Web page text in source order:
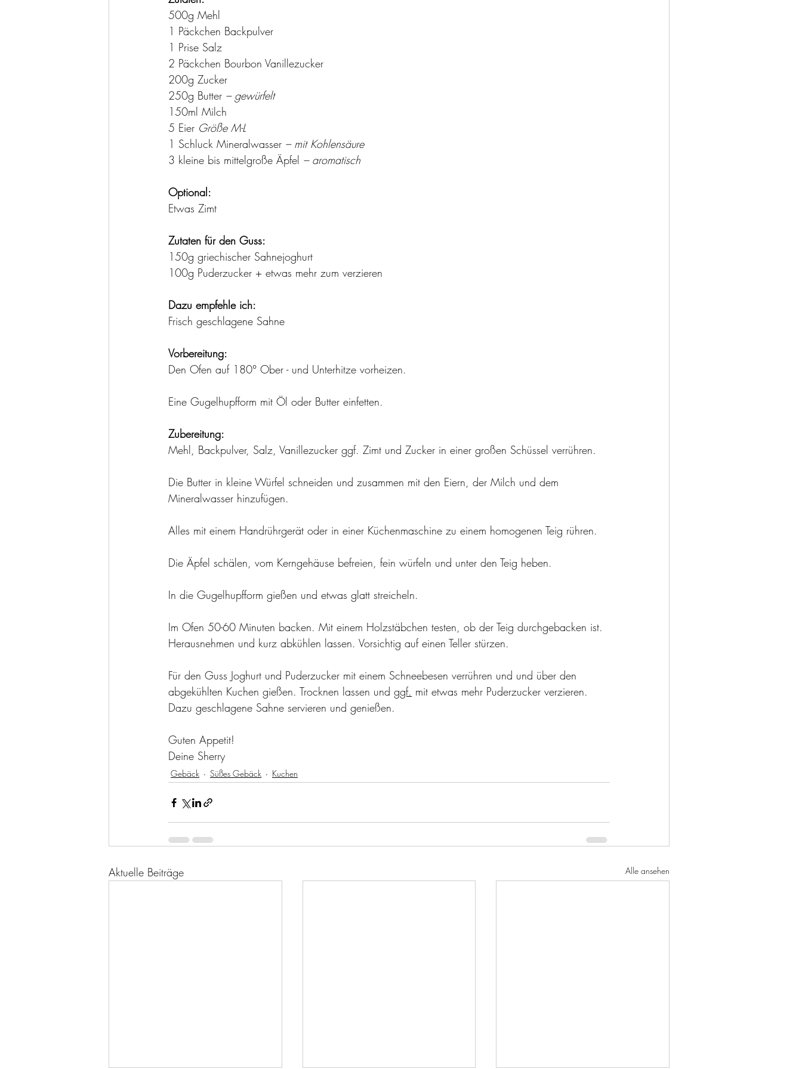
500g Mehl
1 Päckchen Backpulver
1 Prise Salz
2 Päckchen Bourbon Vanillezucker
200g Zucker
250g Butter – gewürfelt
150ml Milch
5 Eier Größe M-L
1 Schluck Mineralwasser – mit Kohlensäure
3 kleine bis mittelgroße Äpfel – aromatisch
Optional:
Etwas Zimt
Zutaten für den Guss:
150g griechischer Sahnejoghurt
100g Puderzucker + etwas mehr zum verzieren
Dazu empfehle ich:
Frisch geschlagene Sahne
Vorbereitung:
Den Ofen auf 180° Ober - und Unterhitze vorheizen.
Eine Gugelhupfform mit Öl oder Butter einfetten.
Zubereitung:
Mehl, Backpulver, Salz, Vanillezucker ggf. Zimt und Zucker in einer großen Schüssel verrühren.
Die Butter in kleine Würfel schneiden und zusammen mit den Eiern, der Milch und dem
Mineralwasser hinzufügen.
Alles mit einem Handrührgerät oder in einer Küchenmaschine zu einem homogenen Teig rühren.
Die Äpfel schälen, vom Kerngehäuse befreien, fein würfeln und unter den Teig heben.
In die Gugelhupfform gießen und etwas glatt streicheln.
Im Ofen 50-60 Minuten backen. Mit einem Holzstäbchen testen, ob der Teig durchgebacken ist.
Herausnehmen und kurz abkühlen lassen. Vorsichtig auf einen Teller stürzen.
Für den Guss Joghurt und Puderzucker mit einem Schneebesen verrühren und und über den
abgekühlten Kuchen gießen. Trocknen lassen und ggf. mit etwas mehr Puderzucker verzieren.
Dazu geschlagene Sahne servieren und genießen.
Guten Appetit!
Deine Sherry
Gebäck Süßes Gebäck Kuchen
Aktuelle Beiträge Alle ansehen